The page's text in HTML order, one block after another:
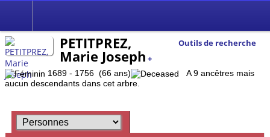
Outils de recherche
PETITPREZ,
Marie Joseph +
1689 - 1756 (66 ans)
A 9 ancêtres mais
aucun descendants dans cet arbre.